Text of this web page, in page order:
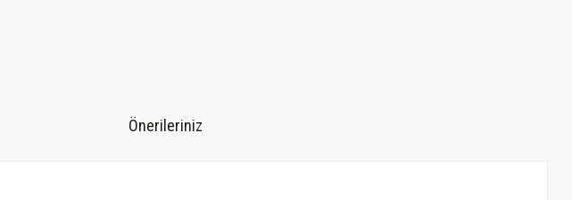
Önerileriniz